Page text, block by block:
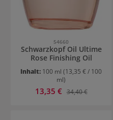
54660
Schwarzkopf Oil Ultime
Rose Finishing Oil
Inhalt: 100 ml (13,35 € / 100
ml)
Verkaufspreis:
13,35 € Regulärer Preis:
34,40 €